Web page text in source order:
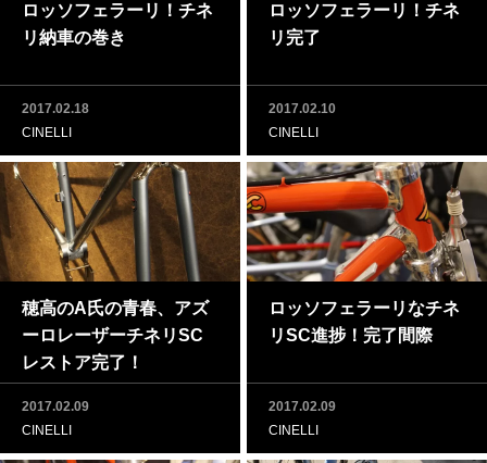
ロッソフェラーリ！チネ
リ納車の巻き
2017.02.18
CINELLI
ロッソフェラーリ！チネ
リ完了
2017.02.10
CINELLI
穂高のA氏の青春、アズ
ーロレーザーチネリSC
レストア完了！
2017.02.09
CINELLI
ロッソフェラーリなチネ
リSC進捗！完了間際
2017.02.09
CINELLI